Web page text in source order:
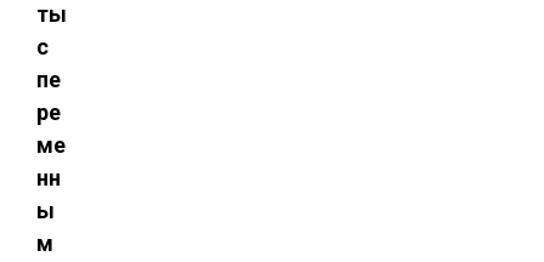
ты
с
пе
ре
ме
нн
ы
м